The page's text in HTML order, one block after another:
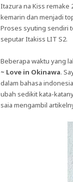
Itazura na Kiss remake
kemarin dan menjadi
Proses syuting sendiri
seputar Itakiss LIT S2.
Beberapa waktu yang
~ Love in Okinawa.
dalam bahasa
ubah sedikit kata-
saia mengambil